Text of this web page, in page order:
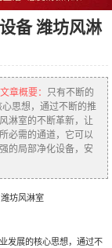
备 潍坊风淋
章概要： 只有不断的
思想，通过不断的推
淋室的不断革新，让
必需的通道，它可以
的局部净化设备，安
坊风淋室
发展的核心思想，通过不